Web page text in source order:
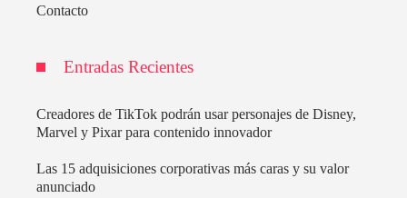
Contacto
Entradas Recientes
Creadores de TikTok podrán usar personajes de Disney,
Marvel y Pixar para contenido innovador
Las 15 adquisiciones corporativas más caras y su valor
anunciado